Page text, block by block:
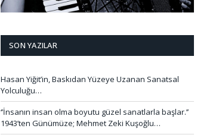
SON YAZILAR
Hasan Yiğit’in, Baskıdan Yüzeye Uzanan Sanatsal
Yolculuğu…
‘’İnsanın insan olma boyutu güzel sanatlarla başlar.’’
1943’ten Günümüze; Mehmet Zeki Kuşoğlu…